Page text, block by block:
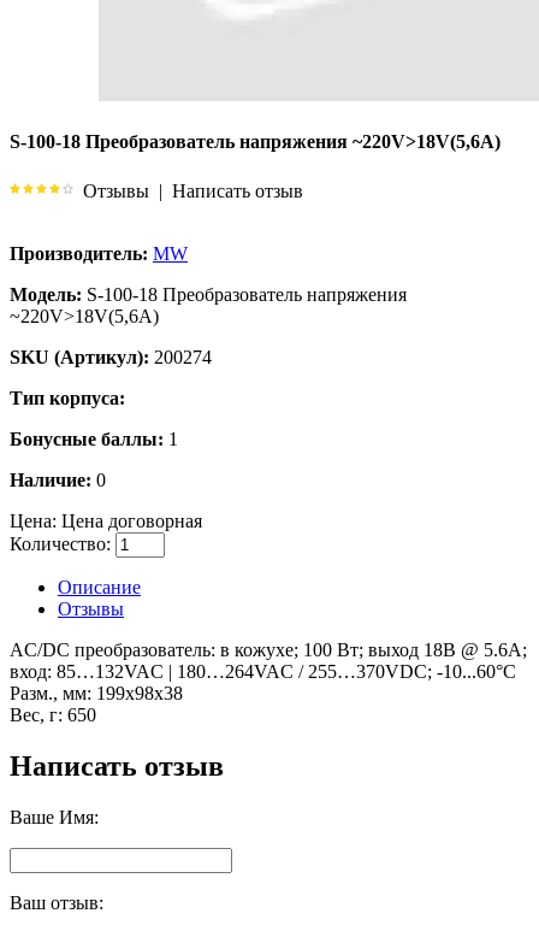
S-100-18 Преобразователь напряжения ~220V>18V(5,6A)
Отзывы | Написать отзыв
Производитель: MW
Модель: S-100-18 Преобразователь напряжения
~220V>18V(5,6A)
SKU (Артикул): 200274
Тип корпуса:
Бонусные баллы: 1
Наличие: 0
Цена: Цена договорная
Количество:
Описание
Отзывы
AC/DC преобразователь: в кожухе; 100 Вт; выход 18В @ 5.6А;
вход: 85…132VAC | 180…264VAC / 255…370VDC; -10...60°C
Разм., мм: 199x98x38
Вес, г: 650
Написать отзыв
Ваше Имя:
Ваш отзыв: